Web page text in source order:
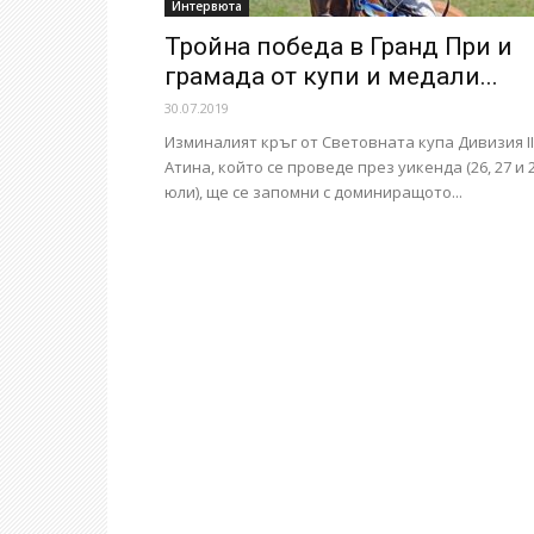
Интервюта
Тройна победа в Гранд При и
грамада от купи и медали...
30.07.2019
Изминалият кръг от Световната купа Дивизия
Атина, който се проведе през уикенда (26, 27 и
юли), ще се запомни с доминиращото...